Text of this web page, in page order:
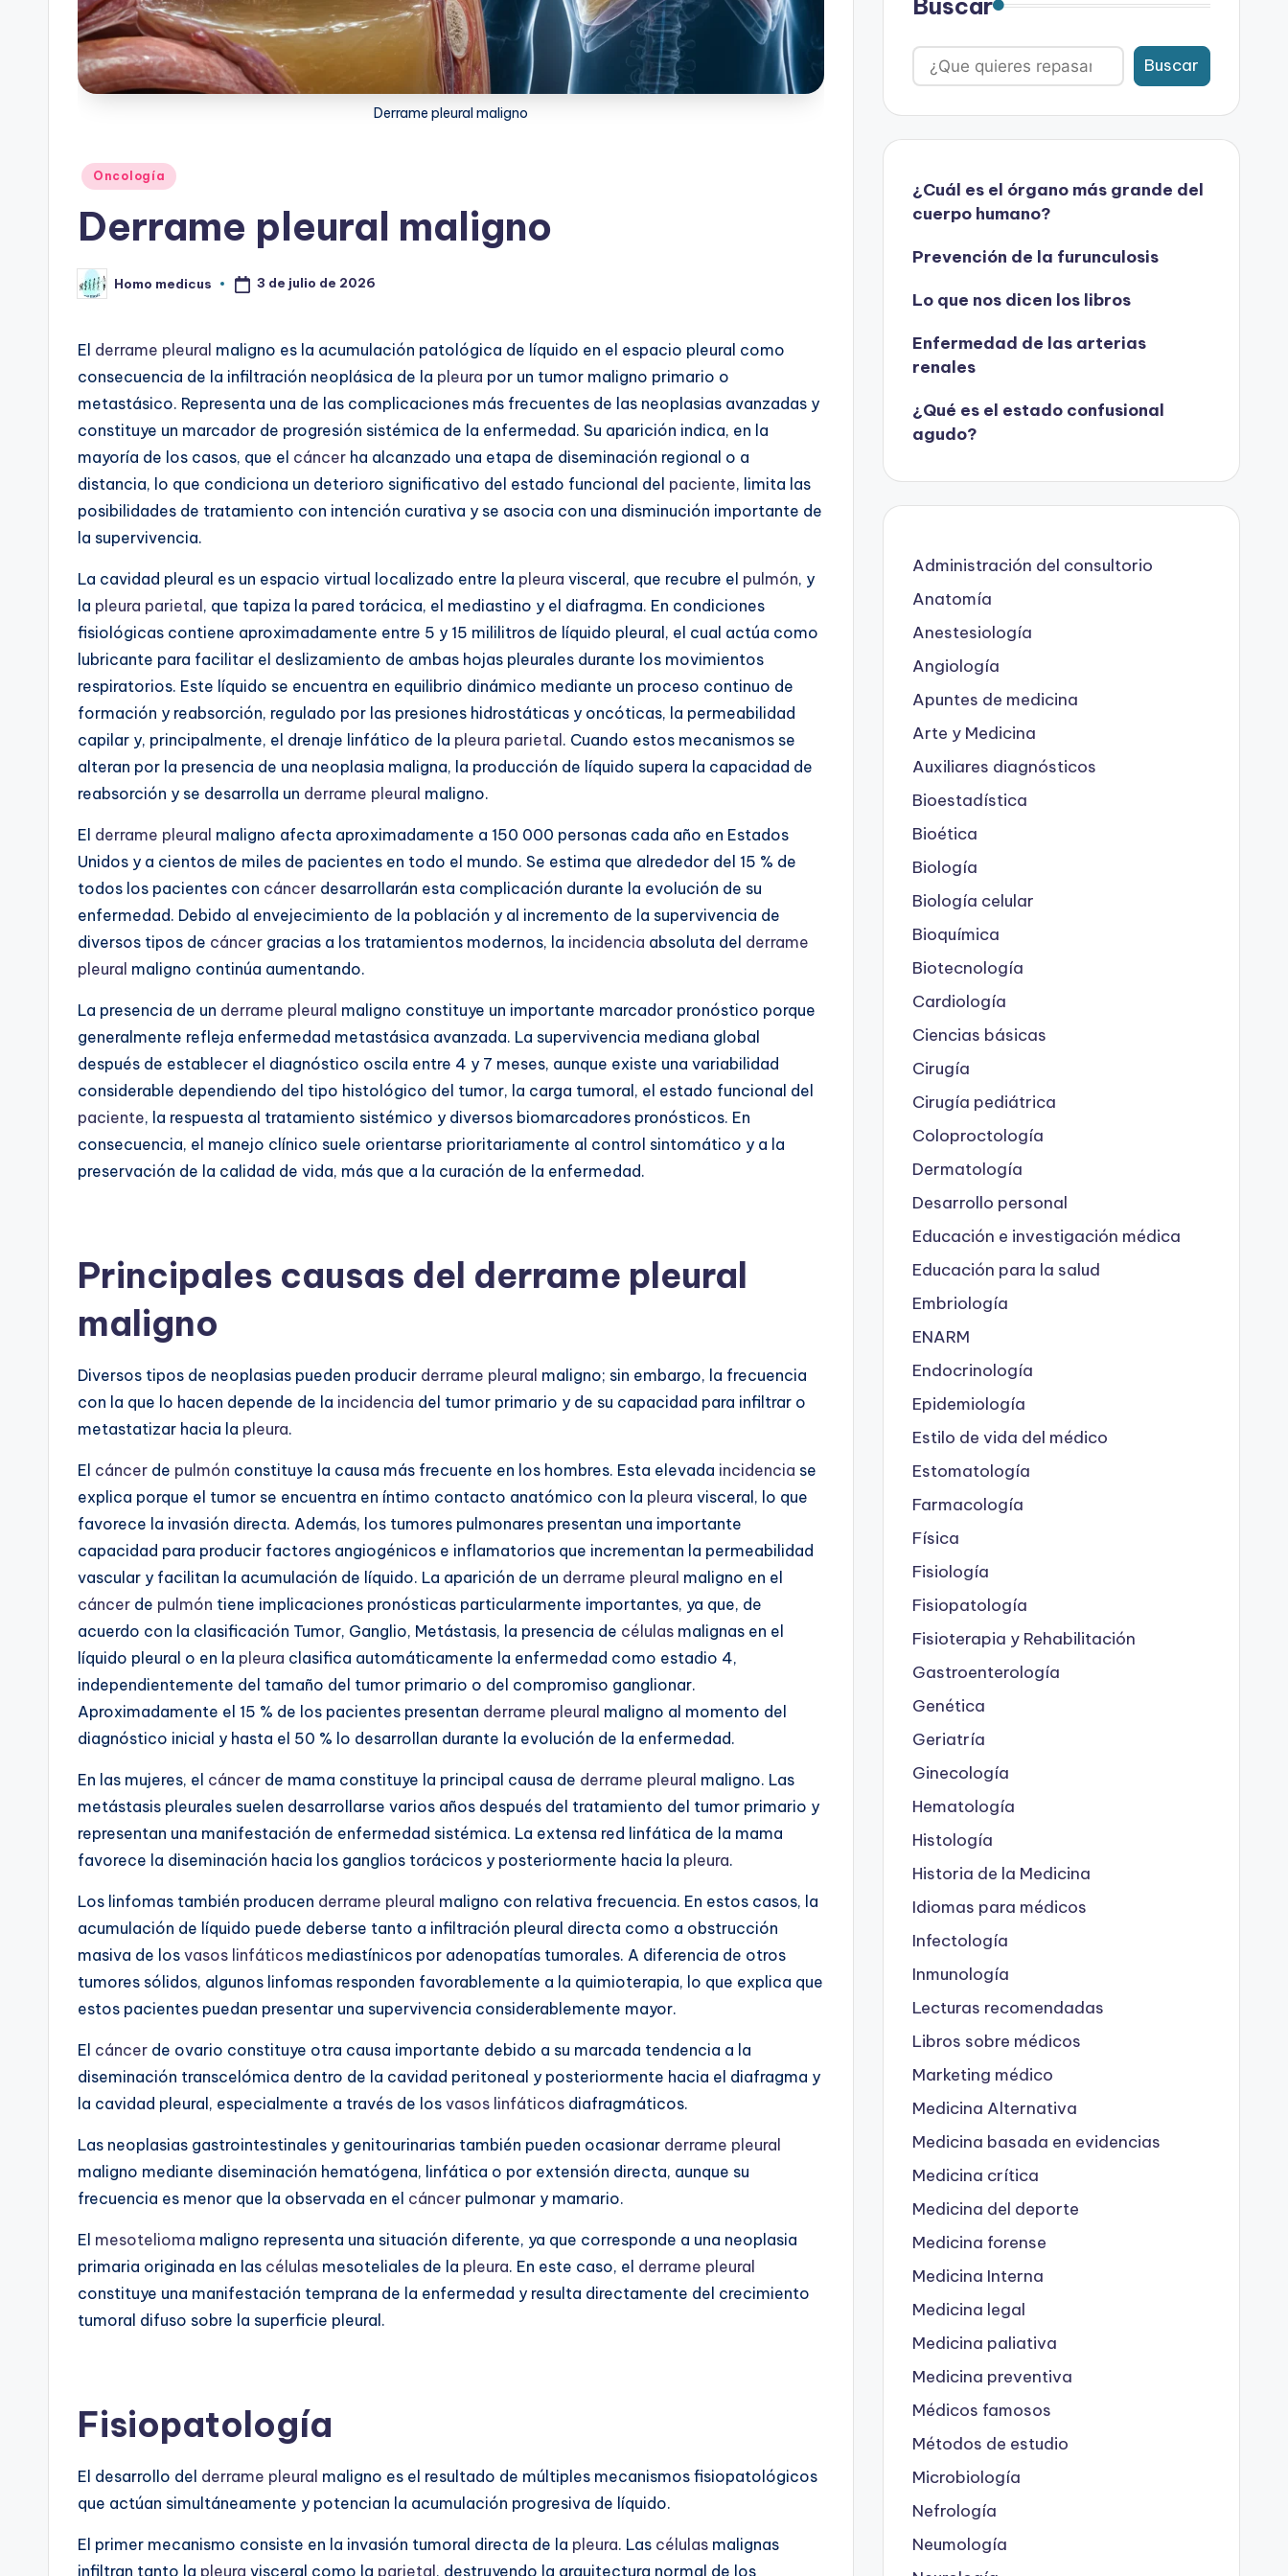
Derrame pleural maligno
Publicado
Oncología
Derrame pleural maligno
Publicado
por
Homo medicus 3 de julio de 2026
El derrame pleural maligno es la acumulación patológica de líquido en el espacio pleural como
consecuencia de la infiltración neoplásica de la pleura por un tumor maligno primario o
metastásico. Representa una de las complicaciones más frecuentes de las neoplasias avanzadas y
constituye un marcador de progresión sistémica de la enfermedad. Su aparición indica, en la
mayoría de los casos, que el cáncer ha alcanzado una etapa de diseminación regional o a
distancia, lo que condiciona un deterioro significativo del estado funcional del paciente, limita las
posibilidades de tratamiento con intención curativa y se asocia con una disminución importante de
la supervivencia.
La cavidad pleural es un espacio virtual localizado entre la pleura visceral, que recubre el pulmón, y
la pleura parietal , que tapiza la pared torácica, el mediastino y el diafragma. En condiciones
fisiológicas contiene aproximadamente entre 5 y 15 mililitros de líquido pleural, el cual actúa como
lubricante para facilitar el deslizamiento de ambas hojas pleurales durante los movimientos
respiratorios. Este líquido se encuentra en equilibrio dinámico mediante un proceso continuo de
formación y reabsorción, regulado por las presiones hidrostáticas y oncóticas, la permeabilidad
capilar y, principalmente, el drenaje linfático de la pleura parietal . Cuando estos mecanismos se
alteran por la presencia de una neoplasia maligna, la producción de líquido supera la capacidad de
reabsorción y se desarrolla un derrame pleural maligno.
El derrame pleural maligno afecta aproximadamente a 150 000 personas cada año en Estados
Unidos y a cientos de miles de pacientes en todo el mundo. Se estima que alrededor del 15 % de
todos los pacientes con cáncer desarrollarán esta complicación durante la evolución de su
enfermedad. Debido al envejecimiento de la población y al incremento de la supervivencia de
diversos tipos de cáncer gracias a los tratamientos modernos, la incidencia absoluta del derrame
pleural maligno continúa aumentando.
La presencia de un derrame pleural maligno constituye un importante marcador pronóstico porque
generalmente refleja enfermedad metastásica avanzada. La supervivencia mediana global
después de establecer el diagnóstico oscila entre 4 y 7 meses, aunque existe una variabilidad
considerable dependiendo del tipo histológico del tumor, la carga tumoral, el estado funcional del
paciente, la respuesta al tratamiento sistémico y diversos biomarcadores pronósticos. En
consecuencia, el manejo clínico suele orientarse prioritariamente al control sintomático y a la
preservación de la calidad de vida, más que a la curación de la enfermedad.
Principales causas del derrame pleural
maligno
Diversos tipos de neoplasias pueden producir derrame pleural maligno; sin embargo, la frecuencia
con la que lo hacen depende de la incidencia del tumor primario y de su capacidad para infiltrar o
metastatizar hacia la pleura.
El cáncer de pulmón constituye la causa más frecuente en los hombres. Esta elevada incidencia se
explica porque el tumor se encuentra en íntimo contacto anatómico con la pleura visceral, lo que
favorece la invasión directa. Además, los tumores pulmonares presentan una importante
capacidad para producir factores angiogénicos e inflamatorios que incrementan la permeabilidad
vascular y facilitan la acumulación de líquido. La aparición de un derrame pleural maligno en el
cáncer de pulmón tiene implicaciones pronósticas particularmente importantes, ya que, de
acuerdo con la clasificación Tumor, Ganglio, Metástasis, la presencia de células malignas en el
líquido pleural o en la pleura clasifica automáticamente la enfermedad como estadio 4,
independientemente del tamaño del tumor primario o del compromiso ganglionar.
Aproximadamente el 15 % de los pacientes presentan derrame pleural maligno al momento del
diagnóstico inicial y hasta el 50 % lo desarrollan durante la evolución de la enfermedad.
En las mujeres, el cáncer de mama constituye la principal causa de derrame pleural maligno. Las
metástasis pleurales suelen desarrollarse varios años después del tratamiento del tumor primario y
representan una manifestación de enfermedad sistémica. La extensa red linfática de la mama
favorece la diseminación hacia los ganglios torácicos y posteriormente hacia la pleura.
Los linfomas también producen derrame pleural maligno con relativa frecuencia. En estos casos, la
acumulación de líquido puede deberse tanto a infiltración pleural directa como a obstrucción
masiva de los vasos linfáticos mediastínicos por adenopatías tumorales. A diferencia de otros
tumores sólidos, algunos linfomas responden favorablemente a la quimioterapia, lo que explica que
estos pacientes puedan presentar una supervivencia considerablemente mayor.
El cáncer de ovario constituye otra causa importante debido a su marcada tendencia a la
diseminación transcelómica dentro de la cavidad peritoneal y posteriormente hacia el diafragma y
la cavidad pleural, especialmente a través de los vasos linfáticos diafragmáticos.
Las neoplasias gastrointestinales y genitourinarias también pueden ocasionar derrame pleural
maligno mediante diseminación hematógena, linfática o por extensión directa, aunque su
frecuencia es menor que la observada en el cáncer pulmonar y mamario.
El mesotelioma maligno representa una situación diferente, ya que corresponde a una neoplasia
primaria originada en las células mesoteliales de la pleura. En este caso, el derrame pleural
constituye una manifestación temprana de la enfermedad y resulta directamente del crecimiento
tumoral difuso sobre la superficie pleural.
Fisiopatología
El desarrollo del derrame pleural maligno es el resultado de múltiples mecanismos fisiopatológicos
que actúan simultáneamente y potencian la acumulación progresiva de líquido.
El primer mecanismo consiste en la invasión tumoral directa de la pleura. Las células malignas
infiltran tanto la pleura visceral como la parietal , destruyendo la arquitectura normal de los
Buscar
¿Cuál es el órgano más grande del
cuerpo humano?
Prevención de la furunculosis
Lo que nos dicen los libros
Enfermedad de las arterias
renales
¿Qué es el estado confusional
agudo?
Administración del consultorio
Anatomía
Anestesiología
Angiología
Apuntes de medicina
Arte y Medicina
Auxiliares diagnósticos
Bioestadística
Bioética
Biología
Biología celular
Bioquímica
Biotecnología
Cardiología
Ciencias básicas
Cirugía
Cirugía pediátrica
Coloproctología
Dermatología
Desarrollo personal
Educación e investigación médica
Educación para la salud
Embriología
ENARM
Endocrinología
Epidemiología
Estilo de vida del médico
Estomatología
Farmacología
Física
Fisiología
Fisiopatología
Fisioterapia y Rehabilitación
Gastroenterología
Genética
Geriatría
Ginecología
Hematología
Histología
Historia de la Medicina
Idiomas para médicos
Infectología
Inmunología
Lecturas recomendadas
Libros sobre médicos
Marketing médico
Medicina Alternativa
Medicina basada en evidencias
Medicina crítica
Medicina del deporte
Medicina forense
Medicina Interna
Medicina legal
Medicina paliativa
Medicina preventiva
Médicos famosos
Métodos de estudio
Microbiología
Nefrología
Neumología